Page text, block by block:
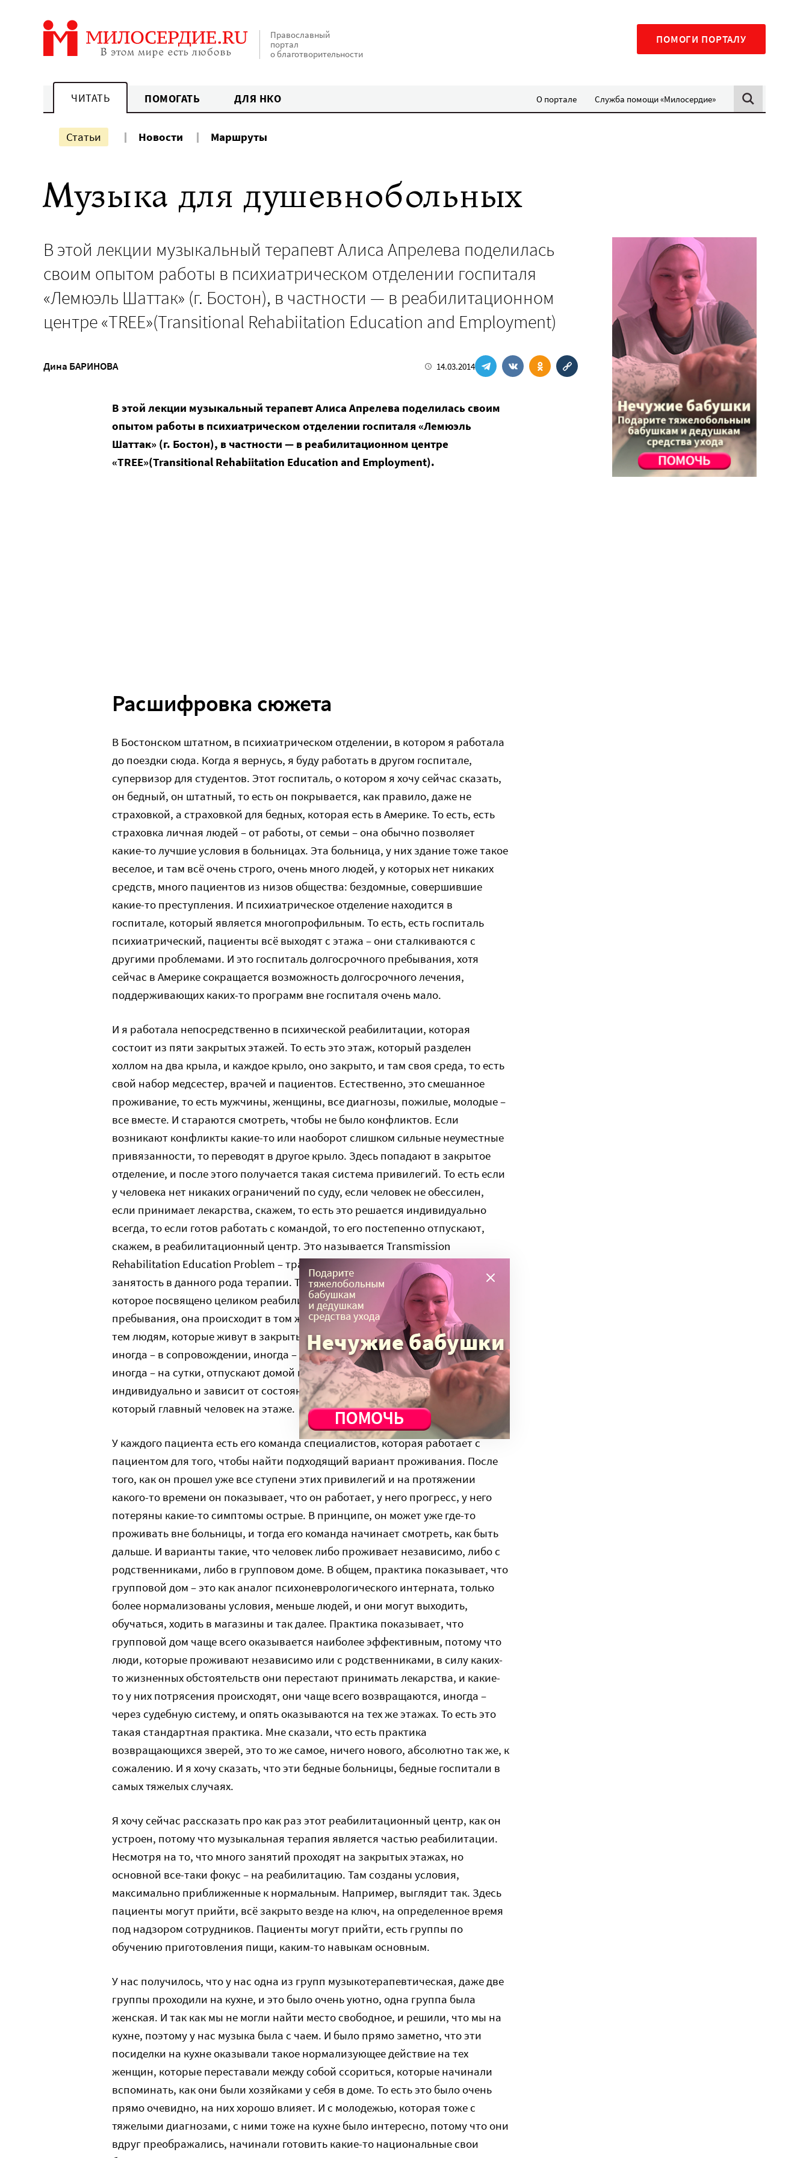
Православный
портал
о благотворительности
ПОМОГИ ПОРТАЛУ
ЧИТАТЬ ПОМОГАТЬ ДЛЯ НКО О портале Служба помощи «Милосердие»
Статьи Новости Маршруты
Музыка для душевнобольных
В этой лекции музыкальный терапевт Алиса Апрелева поделилась
своим опытом работы в психиатрическом отделении госпиталя
«Лемюэль Шаттак» (г. Бостон), в частности — в реабилитационном
центре «TREE»(Transitional Rehabiitation Education and Employment)
Дина БАРИНОВА 14.03.2014
В этой лекции музыкальный терапевт Алиса Апрелева поделилась своим
опытом работы в психиатрическом отделении госпиталя «Лемюэль
Шаттак» (г. Бостон), в частности — в реабилитационном центре
«TREE»(Transitional Rehabiitation Education and Employment).
Расшифровка сюжета
В Бостонском штатном, в психиатрическом отделении, в котором я работала
до поездки сюда. Когда я вернусь, я буду работать в другом госпитале,
супервизор для студентов. Этот госпиталь, о котором я хочу сейчас сказать,
он бедный, он штатный, то есть он покрывается, как правило, даже не
страховкой, а страховкой для бедных, которая есть в Америке. То есть, есть
страховка личная людей – от работы, от семьи – она обычно позволяет
какие-то лучшие условия в больницах. Эта больница, у них здание тоже такое
веселое, и там всё очень строго, очень много людей, у которых нет никаких
средств, много пациентов из низов общества: бездомные, совершившие
какие-то преступления. И психиатрическое отделение находится в
госпитале, который является многопрофильным. То есть, есть госпиталь
психиатрический, пациенты всё выходят с этажа – они сталкиваются с
другими проблемами. И это госпиталь долгосрочного пребывания, хотя
сейчас в Америке сокращается возможность долгосрочного лечения,
поддерживающих каких-то программ вне госпиталя очень мало.
И я работала непосредственно в психической реабилитации, которая
состоит из пяти закрытых этажей. То есть это этаж, который разделен
холлом на два крыла, и каждое крыло, оно закрыто, и там своя среда, то есть
свой набор медсестер, врачей и пациентов. Естественно, это смешанное
проживание, то есть мужчины, женщины, все диагнозы, пожилые, молодые –
все вместе. И стараются смотреть, чтобы не было конфликтов. Если
возникают конфликты какие-то или наоборот слишком сильные неуместные
привязанности, то переводят в другое крыло. Здесь попадают в закрытое
отделение, и после этого получается такая система привилегий. То есть если
у человека нет никаких ограничений по суду, если человек не обессилен,
если принимает лекарства, скажем, то есть это решается индивидуально
всегда, то если готов работать с командой, то его постепенно отпускают,
скажем, в реабилитационный центр. Это называется Transmission
Rehabilitation Education Problem – транзитная реабилитация, обучение и
занятость в данного рода терапии. То есть, есть такое еще одно крыло,
которое посвящено целиком реабилитации, программа дневного
пребывания, она происходит в том же здании, туда можно доехать на лифте
тем людям, которые живут в закрытых этажах. И иногда их пускают гулять:
иногда – в сопровождении, иногда – без сопровождения, иногда – на час,
иногда – на сутки, отпускают домой на сутки. То есть это очень
индивидуально и зависит от состояния клиента и от подхода психиатра,
который главный человек на этаже.
У каждого пациента есть его команда специалистов, которая работает с
пациентом для того, чтобы найти подходящий вариант проживания. После
того, как он прошел уже все ступени этих привилегий и на протяжении
какого-то времени он показывает, что он работает, у него прогресс, у него
потеряны какие-то симптомы острые. В принципе, он может уже где-то
проживать вне больницы, и тогда его команда начинает смотреть, как быть
дальше. И варианты такие, что человек либо проживает независимо, либо с
родственниками, либо в групповом доме. В общем, практика показывает, что
групповой дом – это как аналог психоневрологического интерната, только
более нормализованы условия, меньше людей, и они могут выходить,
обучаться, ходить в магазины и так далее. Практика показывает, что
групповой дом чаще всего оказывается наиболее эффективным, потому что
люди, которые проживают независимо или с родственниками, в силу каких-
то жизненных обстоятельств они перестают принимать лекарства, и какие-
то у них потрясения происходят, они чаще всего возвращаются, иногда –
через судебную систему, и опять оказываются на тех же этажах. То есть это
такая стандартная практика. Мне сказали, что есть практика
возвращающихся зверей, это то же самое, ничего нового, абсолютно так же, к
сожалению. И я хочу сказать, что эти бедные больницы, бедные госпитали в
самых тяжелых случаях.
Я хочу сейчас рассказать про как раз этот реабилитационный центр, как он
устроен, потому что музыкальная терапия является частью реабилитации.
Несмотря на то, что много занятий проходят на закрытых этажах, но
основной все-таки фокус – на реабилитацию. Там созданы условия,
максимально приближенные к нормальным. Например, выглядит так. Здесь
пациенты могут прийти, всё закрыто везде на ключ, на определенное время
под надзором сотрудников. Пациенты могут прийти, есть группы по
обучению приготовления пищи, каким-то навыкам основным.
У нас получилось, что у нас одна из групп музыкотерапевтическая, даже две
группы проходили на кухне, и это было очень уютно, одна группа была
женская. И так как мы не могли найти место свободное, и решили, что мы на
кухне, поэтому у нас музыка была с чаем. И было прямо заметно, что эти
посиделки на кухне оказывали такое нормализующее действие на тех
женщин, которые переставали между собой ссориться, которые начинали
вспоминать, как они были хозяйками у себя в доме. То есть это было очень
прямо очевидно, на них хорошо влияет. И с молодежью, которая тоже с
тяжелыми диагнозами, с ними тоже на кухне было интересно, потому что они
вдруг преображались, начинали готовить какие-то национальные свои